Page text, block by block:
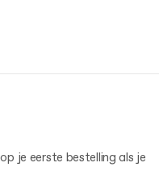
je eerste bestelling als je